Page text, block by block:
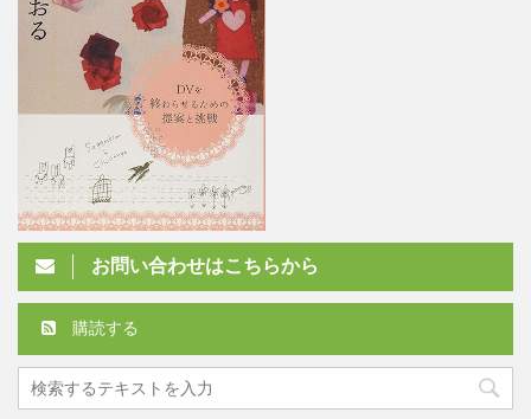
お問い合わせはこちらから
購読する